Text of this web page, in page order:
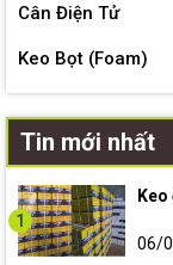
Cân Điện Tử
Keo Bọt (Foam)
Tin mới nhất
1
06/